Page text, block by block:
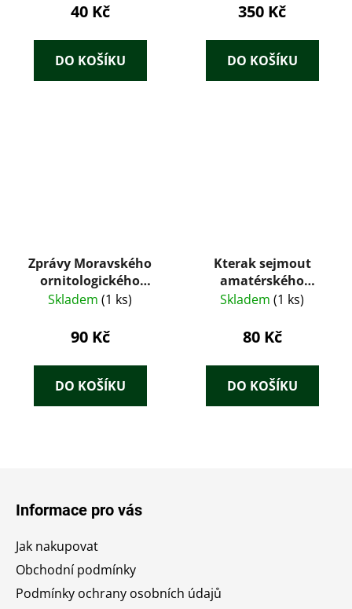
40 Kč
DO KOŠÍKU
350 Kč
DO KOŠÍKU
Zprávy Moravského
ornitologického
spolku 57 (1999)
Skladem (1 ks)
90 Kč
DO KOŠÍKU
Kterak sejmout
amatérského
přírodovědce
Skladem (1 ks)
80 Kč
DO KOŠÍKU
Informace pro vás
Jak nakupovat
Obchodní podmínky
Podmínky ochrany osobních údajů